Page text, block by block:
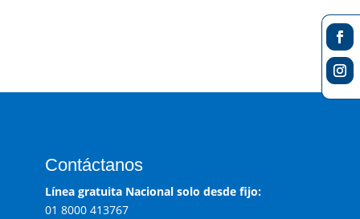
Contáctanos
Línea gratuita Nacional solo desde fijo:
01 8000 413767